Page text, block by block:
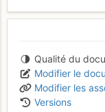
Qualité du
Modifier le
Modifier les
Versions